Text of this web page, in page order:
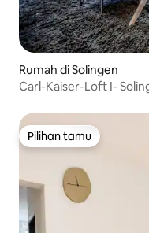
Rumah di Solingen
Carl-Kaiser-Loft I-
Pilihan tamu
Pilihan tamu